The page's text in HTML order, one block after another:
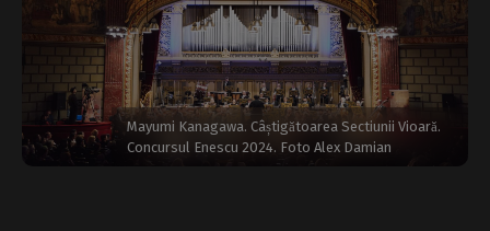
Mayumi Kanagawa. Câștigătoarea Sectiunii Vioară.
Concursul Enescu 2024. Foto Alex Damian